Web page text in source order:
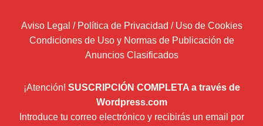
Aviso Legal / Política de Privacidad / Uso de Cookies
Condiciones de Uso y Normas de Publicación de
Anuncios Clasificados
¡Atención! SUSCRIPCIÓN COMPLETA a través de
Wordpress.com
Introduce tu correo electrónico y recibirás un email por